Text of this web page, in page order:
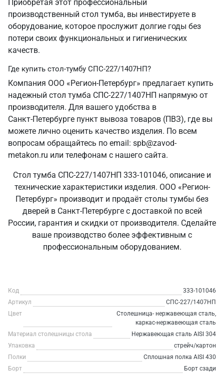
Приобретая этот профессиональный
производственный стол тумба, вы инвестируете в
оборудование, которое прослужит долгие годы без
потери своих функциональных и гигиенических
качеств.
Где купить стол-тумбу СПС-227/1407НП?
Компания ООО «Регион-Петербург» предлагает купить
надежный стол тумба СПС-227/1407НП напрямую от
производителя. Для вашего удобства в
Санкт‑Петербурге пункт вывоза товаров (ПВЗ), где вы
можете лично оценить качество изделия. По всем
вопросам обращайтесь по email: spb@zavod-
metakon.ru или телефонам с нашего сайта.
Стол тумба СПС-227/1407НП 333-101046, описание и
технические характеристики изделия. ООО «Регион-
Петербург» производит и продаёт столы тумбы без
дверей в Санкт‑Петербурге с доставкой по всей
России, гарантия и скидки от производителя. Сделайте
ваше производство более эффективным с
профессиональным оборудованием.
Код
333-101046
Артикул
СПС-227/1407НП
Цвет
Столешница- нержавеющая сталь,
каркас-нержавеющая сталь
Материал столешницы стола
Нержавеющая сталь AISI 304
Упаковка
стрейч/картон
Полки
Сплошная полка AISI 430
Борт
Борт сзади